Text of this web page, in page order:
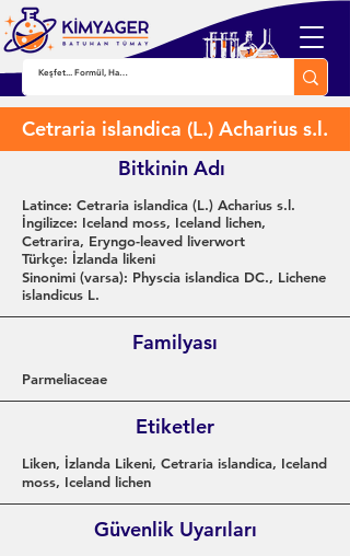
Cetraria islandica (L.) Acharius s.l.
Bitkinin Adı
Latince: Cetraria islandica (L.) Acharius s.l.
İngilizce: Iceland moss, Iceland lichen,
Cetrarira, Eryngo-leaved liverwort
Türkçe: İzlanda likeni
Sinonimi (varsa): Physcia islandica DC., Lichene
islandicus L.
Familyası
Parmeliaceae
Etiketler
Liken, İzlanda Likeni, Cetraria islandica, Iceland
moss, Iceland lichen
Güvenlik Uyarıları